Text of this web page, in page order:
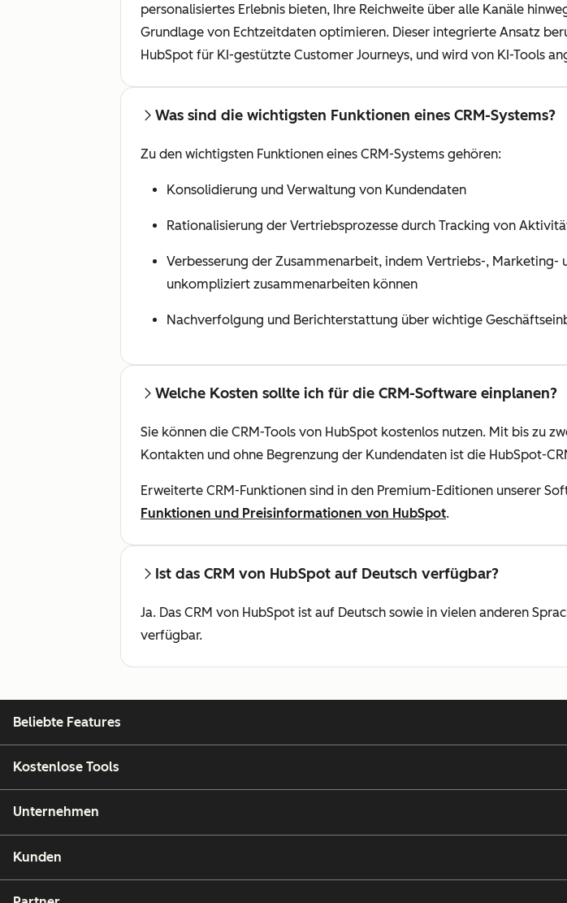
personalisiertes Erlebnis bieten, Ihre Reichweite über alle Kanäle
Grundlage von Echtzeitdaten optimieren. Dieser integrierte Ansatz
HubSpot für KI-gestützte Customer Journeys, und wird von KI-Tools
Was sind die wichtigsten Funktionen eines CRM-Systems?
Zu den wichtigsten Funktionen eines CRM-Systems gehören:
Konsolidierung und Verwaltung von Kundendaten
Rationalisierung der Vertriebsprozesse durch Tracking von
Verbesserung der Zusammenarbeit, indem Vertriebs-, Marketing-
unkompliziert zusammenarbeiten können
Nachverfolgung und Berichterstattung über wichtige
Welche Kosten sollte ich für die CRM-Software einplanen?
Sie können die CRM-Tools von HubSpot kostenlos nutzen. Mit bis zu
Kontakten und ohne Begrenzung der Kundendaten ist die HubSpot-
Erweiterte CRM-Funktionen sind in den Premium-Editionen unserer
Funktionen und Preisinformationen von HubSpot.
Ist das CRM von HubSpot auf Deutsch verfügbar?
Ja. Das CRM von HubSpot ist auf Deutsch sowie in vielen anderen
verfügbar.
Beliebte Features
Kostenlose Tools
Unternehmen
Kunden